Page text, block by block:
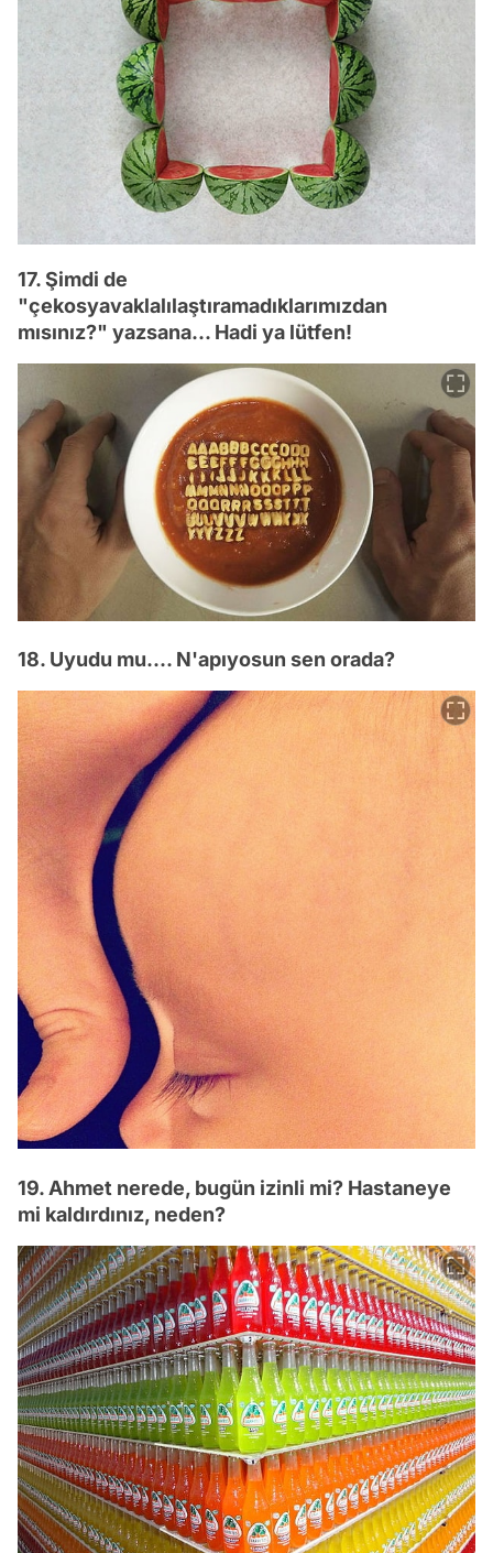
17. Şimdi de
"çekosyavaklalılaştıramadıklarımızdan
mısınız?" yazsana... Hadi ya lütfen!
18. Uyudu mu.... N'apıyosun sen orada?
19. Ahmet nerede, bugün izinli mi? Hastaneye
mi kaldırdınız, neden?